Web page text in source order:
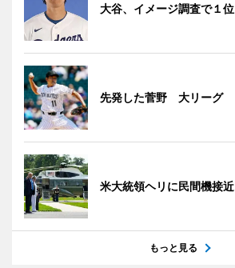
大谷、イメージ調査で１位
先発した菅野 大リーグ
米大統領ヘリに民間機接近
もっと見る